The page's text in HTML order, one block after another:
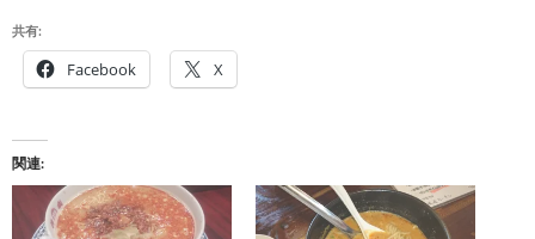
共有:
Facebook X
関連